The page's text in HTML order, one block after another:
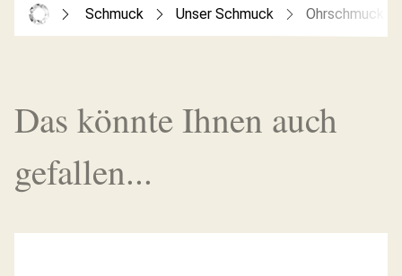
Schmuck Unser Schmuck Ohrschmuck
Das könnte Ihnen auch
gefallen...